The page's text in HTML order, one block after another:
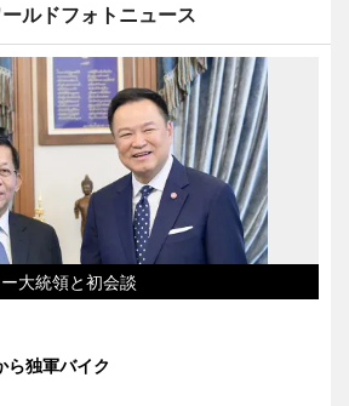
ールドフォトニュース
大統領と初会談
ら独軍バイク